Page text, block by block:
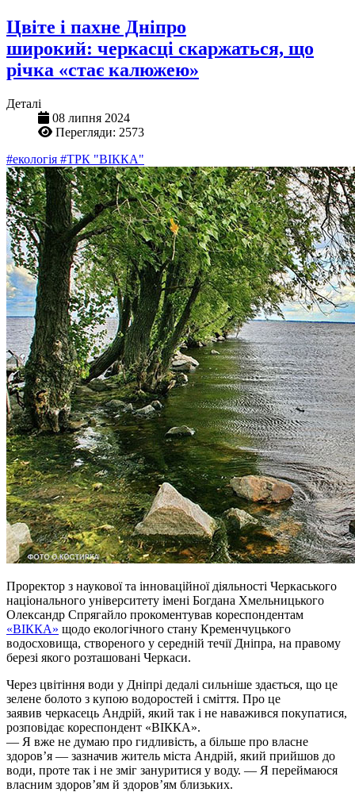
Цвіте і пахне Дніпро
широкий: черкасці скаржаться, що
річка «стає калюжею»
Деталі
08 липня 2024
Перегляди: 2573
#екологія #ТРК "ВІККА"
Проректор з наукової та інноваційної діяльності Черкаського
національного університету імені Богдана Хмельницького
Олександр Спрягайло прокоментував кореспондентам
«ВІККА» щодо екологічного стану Кременчуцького
водосховища, створеного у середній течії Дніпра, на правому
березі якого розташовані Черкаси.
Через цвітіння води у Дніпрі дедалі сильніше здається, що це
зелене болото з купою водоростей і сміття. Про це
заявив черкасець Андрій, який так і не наважився покупатися,
розповідає кореспондент «ВІККА».
— Я вже не думаю про гидливість, а більше про власне
здоров’я — зазначив житель міста Андрій, який прийшов до
води, проте так і не зміг зануритися у воду. — Я переймаюся
власним здоров’ям й здоров’ям близьких.